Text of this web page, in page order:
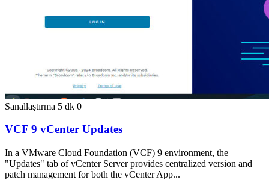
Sanallaştırma 5 dk 0
VCF 9 vCenter Updates
In a VMware Cloud Foundation (VCF) 9 environment, the
"Updates" tab of vCenter Server provides centralized version and
patch management for both the vCenter App...